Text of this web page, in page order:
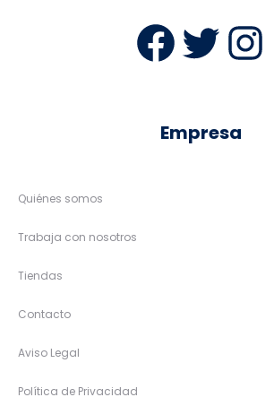
Empresa
Quiénes somos
Trabaja con nosotros
Tiendas
Contacto
Aviso Legal
Política de Privacidad